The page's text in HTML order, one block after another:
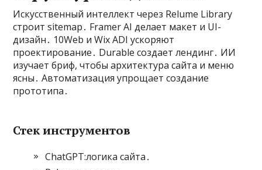
Искусственный интеллект через Relume Library
строит sitemap․ Framer AI делает макет и UI-
дизайн․ 10Web и Wix ADI ускоряют
проектирование․ Durable создает лендинг․ ИИ
изучает бриф, чтобы архитектура сайта и меню
ясны․ Автоматизация упрощает создание
прототипа․
Стек инструментов
ChatGPT:логика сайта․